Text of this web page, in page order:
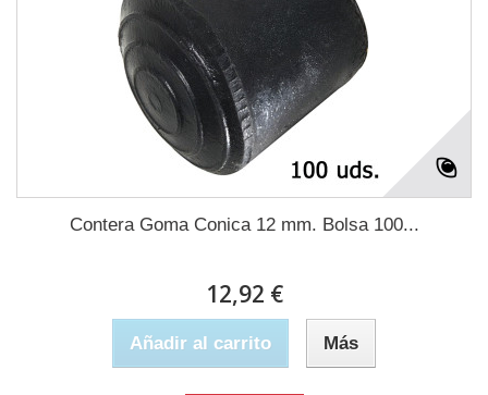
Contera Goma Conica 12 mm. Bolsa 100...
12,92 €
Añadir al carrito Más